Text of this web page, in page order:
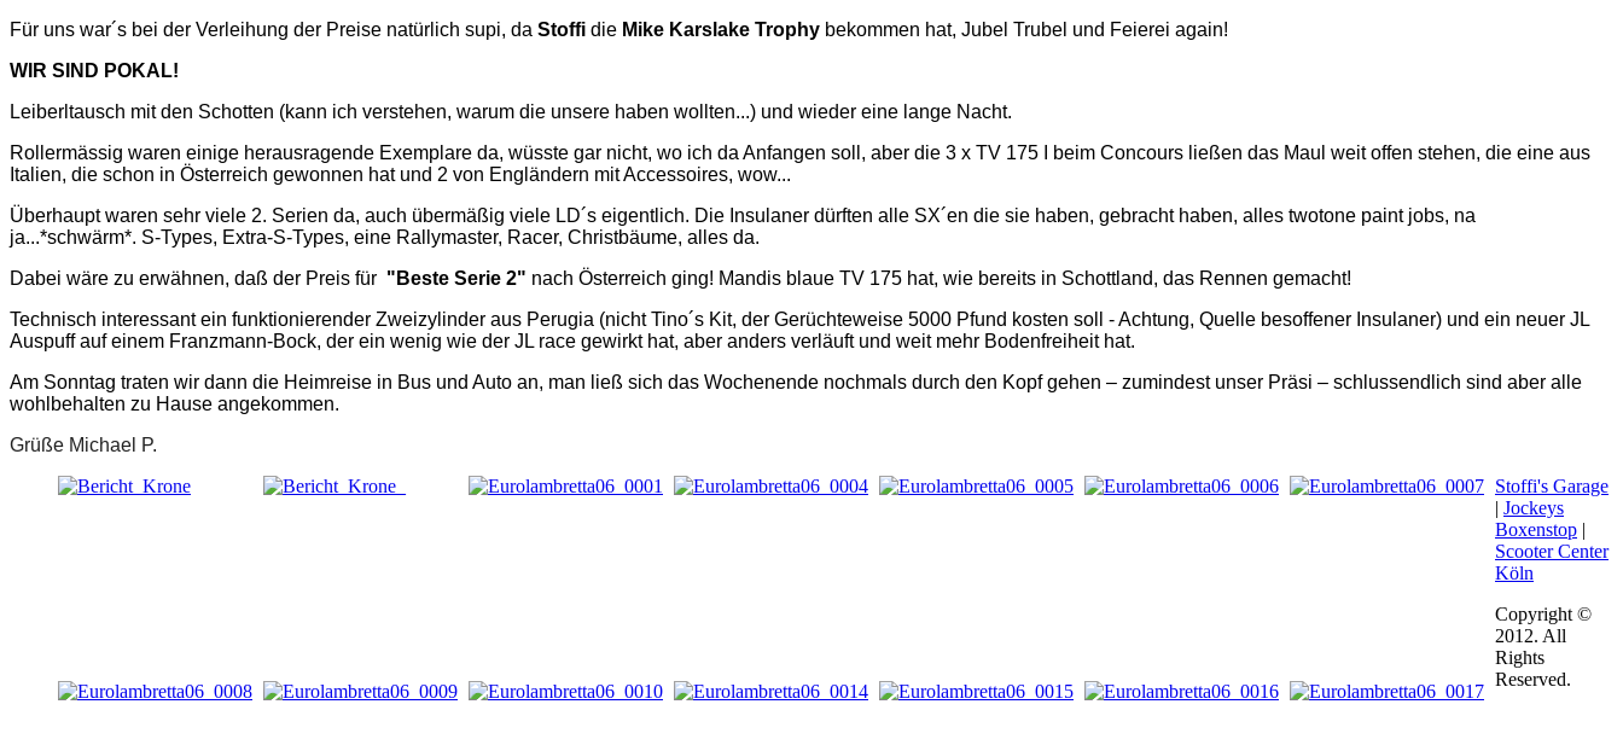
Für uns war´s bei der Verleihung der Preise natürlich supi, da Stoffi die Mike Karslake Trophy bekommen hat, Jubel Trubel und Feierei again!
WIR SIND POKAL!
Leiberltausch mit den Schotten (kann ich verstehen, warum die unsere haben wollten...) und wieder eine lange Nacht.
Rollermässig waren einige herausragende Exemplare da, wüsste gar nicht, wo ich da Anfangen soll, aber die 3 x TV 175 I beim Concours ließen das Maul weit offen stehen, die eine aus
Italien, die schon in Österreich gewonnen hat und 2 von Engländern mit Accessoires, wow...
Überhaupt waren sehr viele 2. Serien da, auch übermäßig viele LD´s eigentlich. Die Insulaner dürften alle SX´en die sie haben, gebracht haben, alles twotone paint jobs, na
ja...*schwärm*. S-Types, Extra-S-Types, eine Rallymaster, Racer, Christbäume, alles da.
Dabei wäre zu erwähnen, daß der Preis für "Beste Serie 2" nach Österreich ging! Mandis blaue TV 175 hat, wie bereits in Schottland, das Rennen gemacht!
Technisch interessant ein funktionierender Zweizylinder aus Perugia (nicht Tino´s Kit, der Gerüchteweise 5000 Pfund kosten soll - Achtung, Quelle besoffener Insulaner) und ein neuer JL
Auspuff auf einem Franzmann-Bock, der ein wenig wie der JL race gewirkt hat, aber anders verläuft und weit mehr Bodenfreiheit hat.
Am Sonntag traten wir dann die Heimreise in Bus und Auto an, man ließ sich das Wochenende nochmals durch den Kopf gehen – zumindest unser Präsi – schlussendlich sind aber alle
wohlbehalten zu Hause angekommen.
Grüße Michael P.
Stoffi's Garage
| Jockeys
Boxenstop |
Scooter Center
Köln
Copyright ©
2012. All
Rights
Reserved.